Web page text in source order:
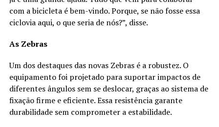
com a bicicleta é bem-vindo. Porque, se não fosse essa
ciclovia aqui, o que seria de nós?”, disse.
As Zebras
Um dos destaques das novas Zebras é a robustez. O
equipamento foi projetado para suportar impactos de
diferentes ângulos sem se deslocar, graças ao sistema de
fixação firme e eficiente. Essa resistência garante
durabilidade sem comprometer a estabilidade.